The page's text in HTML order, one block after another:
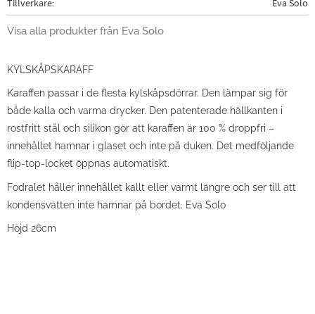
Tillverkare
Eva Solo
Visa alla produkter från Eva Solo
KYLSKÅPSKARAFF
Karaffen passar i de flesta kylskåpsdörrar. Den lämpar sig för
både kalla och varma drycker. Den patenterade hällkanten i
rostfritt stål och silikon gör att karaffen är 100 % droppfri –
innehållet hamnar i glaset och inte på duken. Det medföljande
flip-top-locket öppnas automatiskt.
Fodralet håller innehållet kallt eller varmt längre och ser till att
kondensvatten inte hamnar på bordet. Eva Solo
Höjd 26cm